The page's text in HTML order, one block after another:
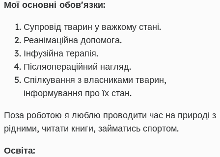
Мої основні обовʼязки:
Супровід тварин у важкому стані.
Реанімаційна допомога.
Інфузійна терапія.
Післяопераційний нагляд.
Спілкування з власниками тварин,
інформування про їх стан.
Поза роботою я люблю проводити час на природі з
рідними, читати книги, займатись спортом.
Освіта: